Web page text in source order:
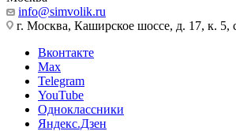
info@simvolik.ru
г. Москва, Каширское шоссе, д. 17, к. 5,
Вконтакте
Max
Telegram
YouTube
Одноклассники
Яндекс.Дзен